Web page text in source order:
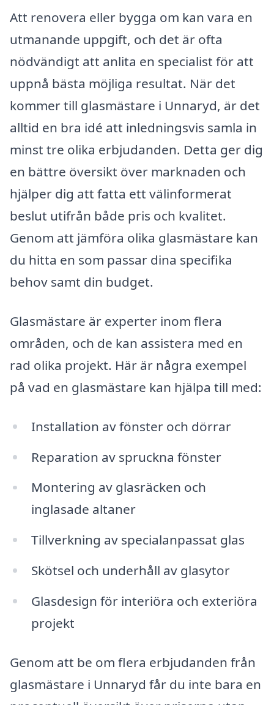
Att renovera eller bygga om kan vara en
utmanande uppgift, och det är ofta
nödvändigt att anlita en specialist för att
uppnå bästa möjliga resultat. När det
kommer till glasmästare i Unnaryd, är det
alltid en bra idé att inledningsvis samla in
minst tre olika erbjudanden. Detta ger dig
en bättre översikt över marknaden och
hjälper dig att fatta ett välinformerat
beslut utifrån både pris och kvalitet.
Genom att jämföra olika glasmästare kan
du hitta en som passar dina specifika
behov samt din budget.
Glasmästare är experter inom flera
områden, och de kan assistera med en
rad olika projekt. Här är några exempel
på vad en glasmästare kan hjälpa till med:
Installation av fönster och dörrar
Reparation av spruckna fönster
Montering av glasräcken och
inglasade altaner
Tillverkning av specialanpassat glas
Skötsel och underhåll av glasytor
Glasdesign för interiöra och exteriöra
projekt
Genom att be om flera erbjudanden från
glasmästare i Unnaryd får du inte bara en